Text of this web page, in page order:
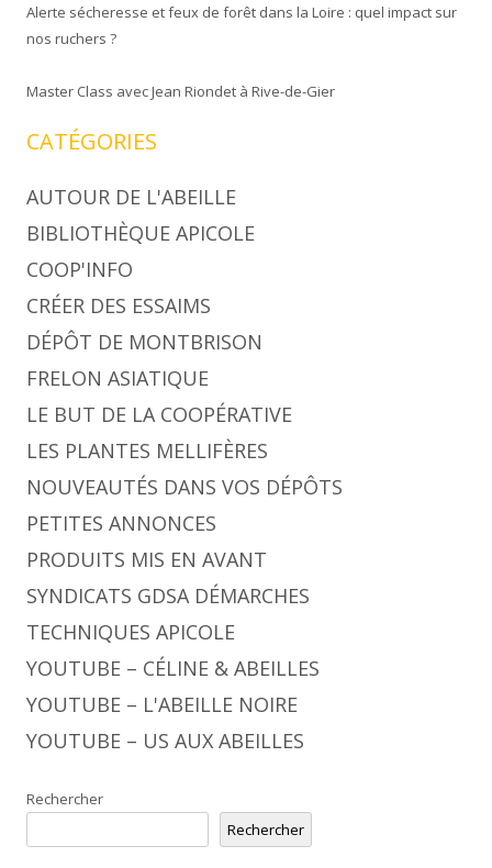
Alerte sécheresse et feux de forêt dans la Loire : quel impact sur
nos ruchers ?
Master Class avec Jean Riondet à Rive-de-Gier
CATÉGORIES
AUTOUR DE L'ABEILLE
BIBLIOTHÈQUE APICOLE
COOP'INFO
CRÉER DES ESSAIMS
DÉPÔT DE MONTBRISON
FRELON ASIATIQUE
LE BUT DE LA COOPÉRATIVE
LES PLANTES MELLIFÈRES
NOUVEAUTÉS DANS VOS DÉPÔTS
PETITES ANNONCES
PRODUITS MIS EN AVANT
SYNDICATS GDSA DÉMARCHES
TECHNIQUES APICOLE
YOUTUBE – CÉLINE & ABEILLES
YOUTUBE – L'ABEILLE NOIRE
YOUTUBE – US AUX ABEILLES
Rechercher
Rechercher